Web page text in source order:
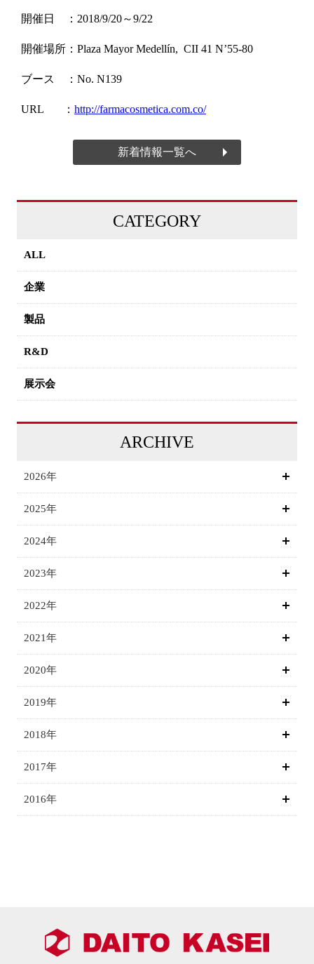
開催日 ：2018/9/20～9/22
開催場所：Plaza Mayor Medellín, CII 41 N’55-80
ブース ： No. N139
URL ： http://farmacosmetica.com.co/​
新着情報一覧へ
CATEGORY
ALL
企業
製品
R&D
展示会
ARCHIVE
2026年
2025年
2024年
2023年
2022年
2021年
2020年
2019年
2018年
2017年
2016年